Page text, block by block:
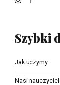
Szybki
Jak uczymy
Nasi